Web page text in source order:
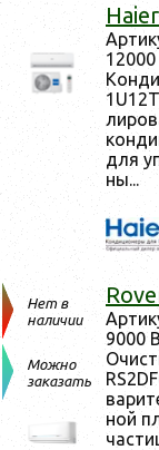
для
ны...
Нет в
наличии
Можно
заказать
9000
ной